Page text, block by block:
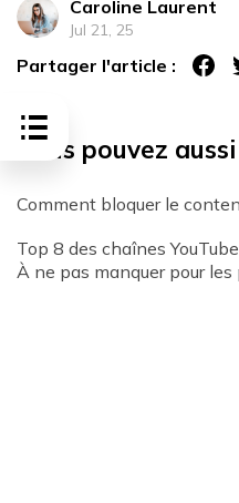
Caroline Laurent
Jul 21, 25
Partager l'article :
Vous pouvez
Comment bloquer le
Top 8 des chaînes
À ne pas manquer pour les